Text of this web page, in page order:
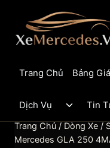
content
Trang Chủ Bảng Giá
Dịch Vụ
Toggle
menu
Tin
Trang Chủ / Dòng Xe /
Mercedes GLA 250